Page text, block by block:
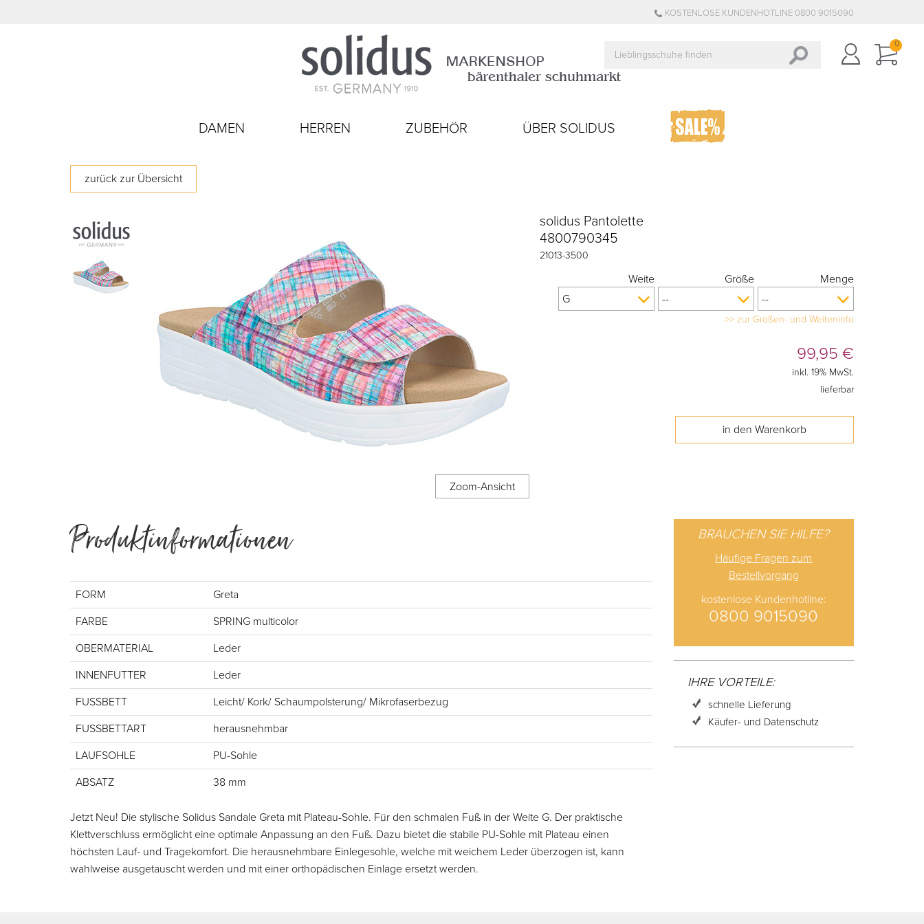
KOSTENLOSE KUNDENHOTLINE 0800 9015090
0
DAMEN HERREN ZUBEHÖR ÜBER SOLIDUS
solidus Pantolette
4800790345
21013-3500
Weite Größe Menge
>> zur Größen- und Weiteninfo
99,95 €
inkl. 19% MwSt.
lieferbar
Produktinformationen
FORM Greta
FARBE SPRING multicolor
OBERMATERIAL Leder
INNENFUTTER Leder
FUSSBETT Leicht/ Kork/ Schaumpolsterung/ Mikrofaserbezug
FUSSBETTART herausnehmbar
LAUFSOHLE PU-Sohle
ABSATZ 38 mm
Jetzt Neu! Die stylische Solidus Sandale Greta mit Plateau-Sohle. Für den schmalen Fuß in der Weite G. Der praktische
Klettverschluss ermöglicht eine optimale Anpassung an den Fuß. Dazu bietet die stabile PU-Sohle mit Plateau einen
höchsten Lauf- und Tragekomfort. Die herausnehmbare Einlegesohle, welche mit weichem Leder überzogen ist, kann
wahlweise ausgetauscht werden und mit einer orthopädischen Einlage ersetzt werden.
BRAUCHEN SIE HILFE?
Häufige Fragen zum
Bestellvorgang
kostenlose Kundenhotline:
0800 9015090
IHRE VORTEILE:
schnelle Lieferung
Käufer- und Datenschutz